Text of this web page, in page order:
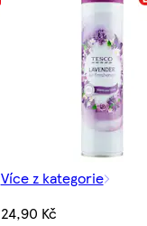
Více z kategorie
24,90 Kč